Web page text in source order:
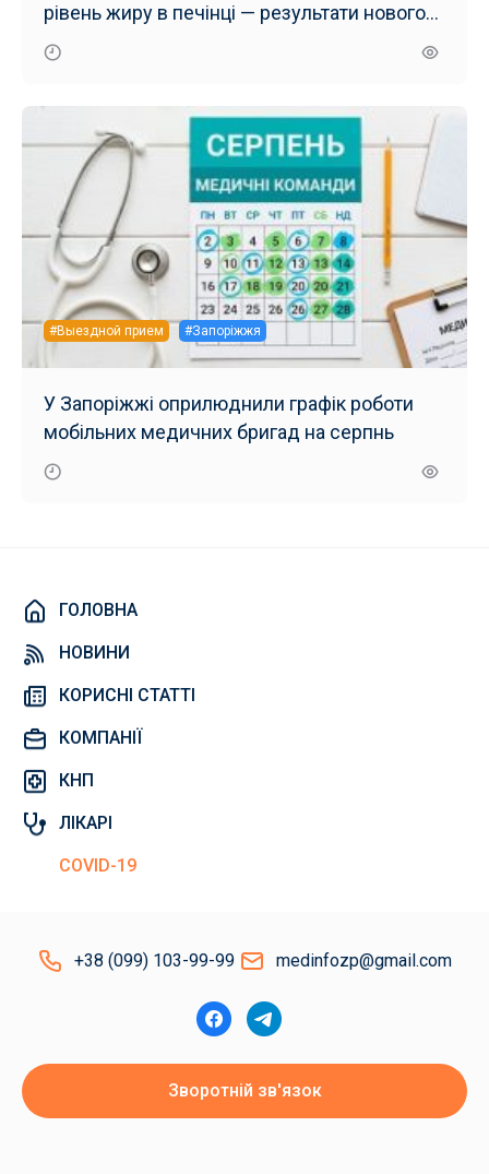
рівень жиру в печінці — результати нового
дослідження
#Выездной прием #Запоріжжя
У Запоріжжі оприлюднили графік роботи
мобільних медичних бригад на серпнь
ГОЛОВНА
НОВИНИ
КОРИСНІ СТАТТІ
КОМПАНІЇ
КНП
ЛІКАРІ
COVID-19
+38 (099) 103-99-99 medinfozp@gmail.com
Зворотній зв'язок